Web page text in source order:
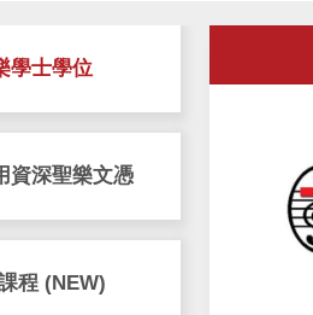
學士學位
資深聖樂文憑
程 (NEW)